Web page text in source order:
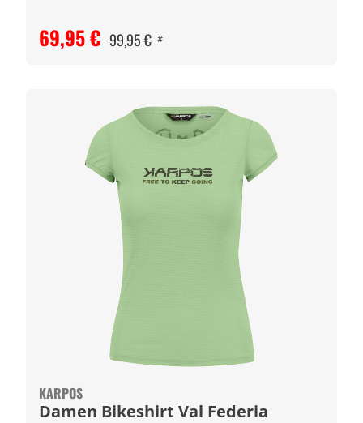
69,95 € 99,95 € #
KARPOS
Damen Bikeshirt Val Federia